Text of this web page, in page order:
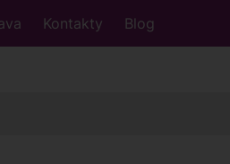
Kontakty Blog